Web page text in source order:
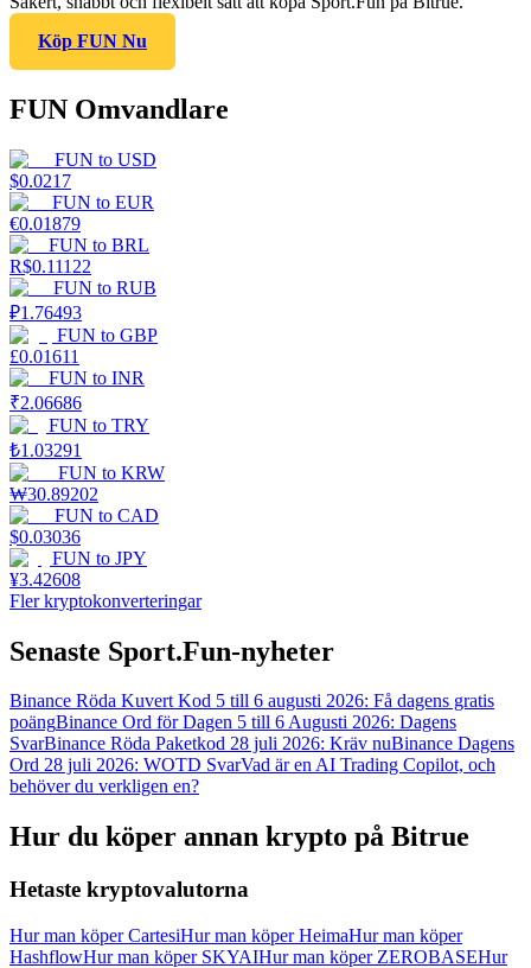
Köp FUN Nu
FUN Omvandlare
FUN to USD
$0.0217
FUN to EUR
€0.01879
FUN to BRL
R$0.11122
FUN to RUB
₽1.76493
FUN to GBP
£0.01611
FUN to INR
₹2.06686
FUN to TRY
₺1.03291
FUN to KRW
₩30.89202
FUN to CAD
$0.03036
FUN to JPY
¥3.42608
Fler kryptokonverteringar
Senaste Sport.Fun-nyheter
Binance Röda Kuvert Kod 5 till 6 augusti 2026: Få dagens gratis
poängBinance Ord för Dagen 5 till 6 Augusti 2026: Dagens
SvarBinance Röda Paketkod 28 juli 2026: Kräv nuBinance Dagens
Ord 28 juli 2026: WOTD SvarVad är en AI Trading Copilot, och
behöver du verkligen en?
Hur du köper annan krypto på Bitrue
Hetaste kryptovalutorna
Hur man köper CartesiHur man köper HeimaHur man köper
HashflowHur man köper SKYAIHur man köper ZEROBASEHur